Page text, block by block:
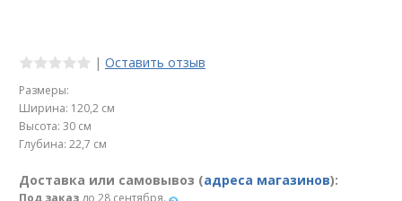
| Оставить отзыв
Размеры:
Ширина: 120,2 см
Высота: 30 см
Глубина: 22,7 см
Доставка или самовывоз (адреса магазинов):